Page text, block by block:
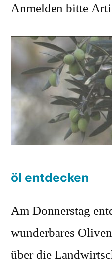
Anmelden bitte
öl entdecken
Am Donnerstag
wunderbares
über die